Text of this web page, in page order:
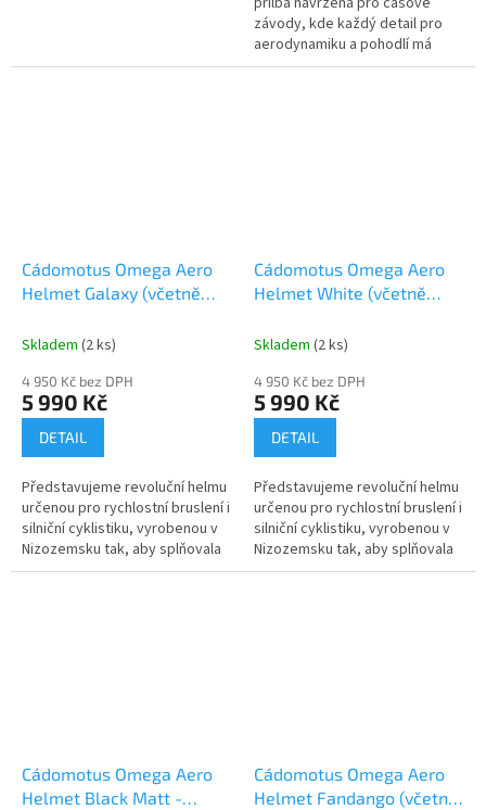
závody, kde každý detail pro
aerodynamiku a pohodlí má
zásadní význam. S lehkou
Cádomotus Omega Aero
Helmet Galaxy (včetně
Skladem (2 ks)
4 950 Kč bez DPH
5 990 Kč
DETAIL
Představujeme revoluční helmu
určenou pro rychlostní bruslení i
silniční cyklistiku, vyrobenou v
Nizozemsku tak, aby splňovala
všechny bezpečnostní normy
Cádomotus Omega Aero
Helmet White (včetně
Skladem (2 ks)
4 950 Kč bez DPH
5 990 Kč
DETAIL
Představujeme revoluční helmu
určenou pro rychlostní bruslení i
silniční cyklistiku, vyrobenou v
Nizozemsku tak, aby splňovala
všechny bezpečnostní normy
Cádomotus Omega Aero
Helmet Black Matt -
Cádomotus Omega Aero
Helmet Fandango (včetně